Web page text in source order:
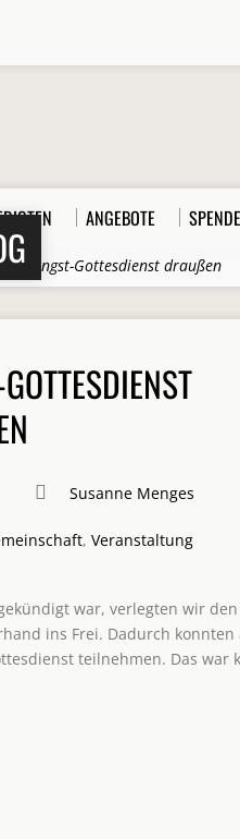
ANGEBOTE
>Pfingst-Gottesdienst draußen
Susanne Menges
, Veranstaltung
war, verlegten wir
ins Frei. Dadurch
teilnehmen. Das war